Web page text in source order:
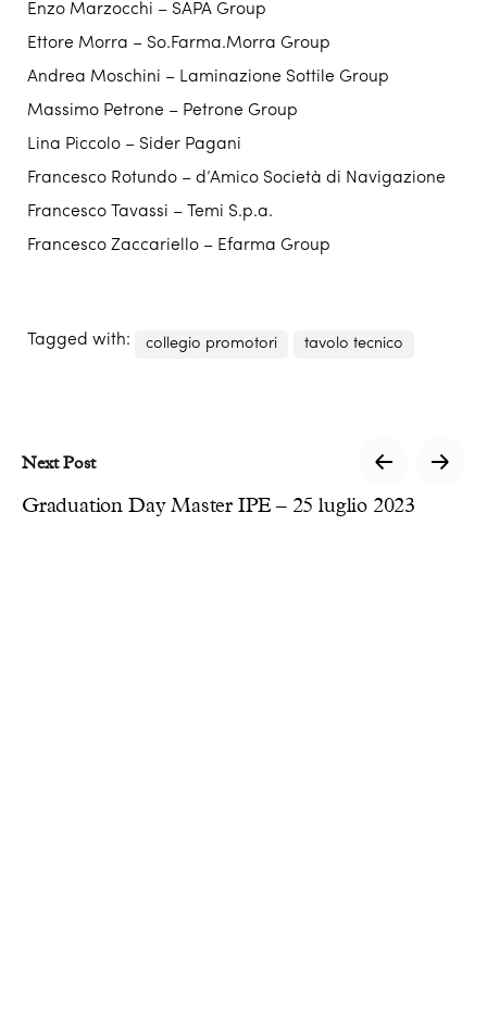
Enzo Marzocchi – SAPA Group
Ettore Morra – So.Farma.Morra Group
Andrea Moschini – Laminazione Sottile Group
Massimo Petrone – Petrone Group
Lina Piccolo – Sider Pagani
Francesco Rotundo – d’Amico Società di Navigazione
Francesco Tavassi – Temi S.p.a.
Francesco Zaccariello – Efarma Group
Tagged with: collegio promotori tavolo tecnico
Next Post
Graduation Day Master IPE – 25 luglio 2023